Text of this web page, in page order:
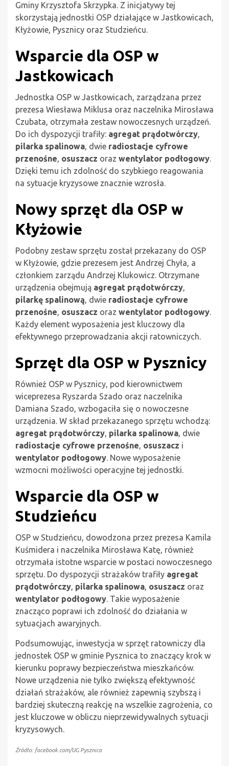
Gminy Krzysztofa Skrzypka. Z inicjatywy tej
skorzystają jednostki OSP działające w Jastkowicach,
Kłyżowie, Pysznicy oraz Studzieńcu.
Wsparcie dla OSP w
Jastkowicach
Jednostka OSP w Jastkowicach, zarządzana przez
prezesa Wiesława Miklusa oraz naczelnika Mirosława
Czubata, otrzymała zestaw nowoczesnych urządzeń.
Do ich dyspozycji trafiły: agregat prądotwórczy,
pilarka spalinowa, dwie radiostacje cyfrowe
przenośne, osuszacz oraz wentylator podłogowy.
Dzięki temu ich zdolność do szybkiego reagowania
na sytuacje kryzysowe znacznie wzrosła.
Nowy sprzęt dla OSP w
Kłyżowie
Podobny zestaw sprzętu został przekazany do OSP
w Kłyżowie, gdzie prezesem jest Andrzej Chyła, a
członkiem zarządu Andrzej Klukowicz. Otrzymane
urządzenia obejmują agregat prądotwórczy,
pilarkę spalinową, dwie radiostacje cyfrowe
przenośne, osuszacz oraz wentylator podłogowy.
Każdy element wyposażenia jest kluczowy dla
efektywnego przeprowadzania akcji ratowniczych.
Sprzęt dla OSP w Pysznicy
Również OSP w Pysznicy, pod kierownictwem
wiceprezesa Ryszarda Szado oraz naczelnika
Damiana Szado, wzbogaciła się o nowoczesne
urządzenia. W skład przekazanego sprzętu wchodzą:
agregat prądotwórczy, pilarka spalinowa, dwie
radiostacje cyfrowe przenośne, osuszacz i
wentylator podłogowy. Nowe wyposażenie
wzmocni możliwości operacyjne tej jednostki.
Wsparcie dla OSP w
Studzieńcu
OSP w Studzieńcu, dowodzona przez prezesa Kamila
Kuśmidera i naczelnika Mirosława Katę, również
otrzymała istotne wsparcie w postaci nowoczesnego
sprzętu. Do dyspozycji strażaków trafiły agregat
prądotwórczy, pilarka spalinowa, osuszacz oraz
wentylator podłogowy. Takie wyposażenie
znacząco poprawi ich zdolność do działania w
sytuacjach awaryjnych.
Podsumowując, inwestycja w sprzęt ratowniczy dla
jednostek OSP w gminie Pysznica to znaczący krok w
kierunku poprawy bezpieczeństwa mieszkańców.
Nowe urządzenia nie tylko zwiększą efektywność
działań strażaków, ale również zapewnią szybszą i
bardziej skuteczną reakcję na wszelkie zagrożenia, co
jest kluczowe w obliczu nieprzewidywalnych sytuacji
kryzysowych.
Źródło: facebook.com/UG.Pysznica